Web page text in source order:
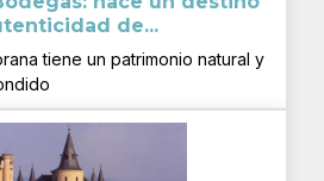
de...
tiene un patrimonio natural y